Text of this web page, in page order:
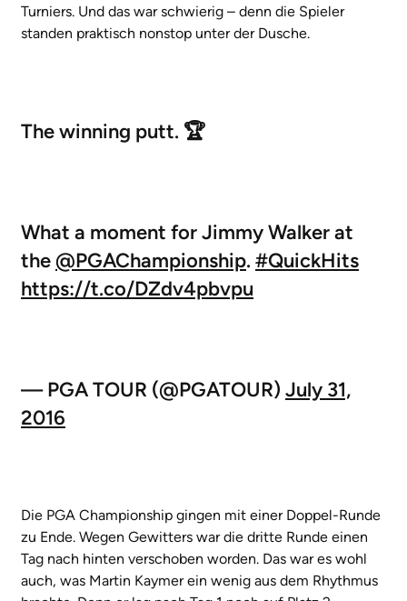
Turniers. Und das war schwierig – denn die Spieler
standen praktisch nonstop unter der Dusche.
The winning putt. 🏆
What a moment for Jimmy Walker at
the@PGAChampionship. #QuickHits
https://t.co/DZdv4pbvpu
— PGA TOUR (@PGATOUR) July 31,
2016
Die PGA Championship gingen mit einer Doppel-Runde
zu Ende. Wegen Gewitters war die dritte Runde einen
Tag nach hinten verschoben worden. Das war es wohl
auch, was Martin Kaymer ein wenig aus dem Rhythmus